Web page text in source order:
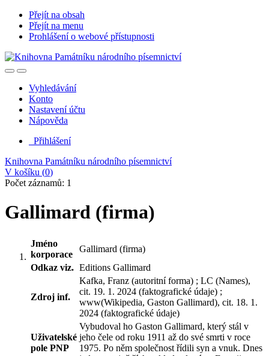
Přejít na obsah
Přejít na menu
Prohlášení o webové přístupnosti
Vyhledávání
Konto
Nastavení účtu
Nápověda
Přihlášení
Knihovna Památníku národního písemnictví
V košíku (0)
Počet záznamů: 1
Gallimard (firma)
Jméno
korporace
Gallimard (firma)
Odkaz viz. Editions Gallimard
Zdroj inf.
Kafka, Franz (autoritní forma) ; LC (Names),
cit. 19. 1. 2024 (faktografické údaje) ;
www(Wikipedia, Gaston Gallimard), cit. 18. 1.
2024 (faktografické údaje)
Uživatelské
pole PNP
Vybudoval ho Gaston Gallimard, který stál v
jeho čele od roku 1911 až do své smrti v roce
1975. Po něm společnost řídili syn a vnuk. Dnes